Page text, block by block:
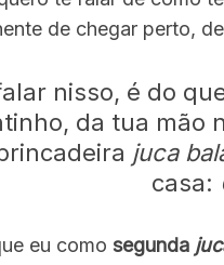
de chegar perto,
nisso, é do
da tua mão
juca
casa:
eu como segunda